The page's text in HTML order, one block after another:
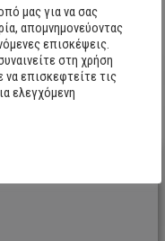
μας για να σας
απομνημονεύοντας
επισκέψεις.
στη χρήση
επισκεφτείτε τις
ελεγχόμενη